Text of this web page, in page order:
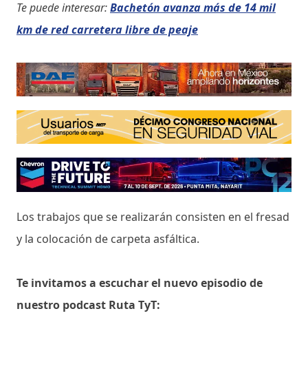
Te puede interesar:Bachetón avanza más de 14 mil
km de red carretera libre de peaje
Los trabajos que se realizarán consisten en el fresad
y la colocación de carpeta asfáltica.
Te invitamos a escuchar el nuevo episodio de
nuestro podcast Ruta TyT: